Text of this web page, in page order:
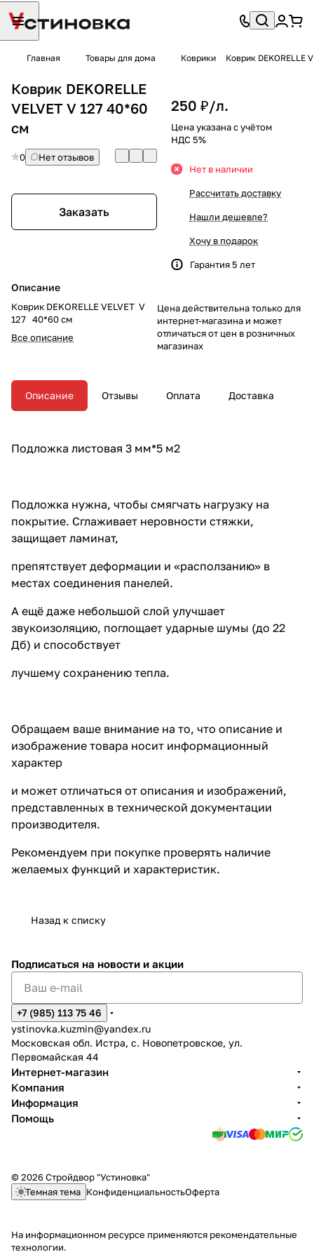
Главная Товары для дома Коврики Коврик DEKORELLE
Коврик DEKORELLE
VELVET V 127 40*60
см
0 Нет отзывов
Заказать
Описание
Коврик DEKORELLE VELVET V
127 40*60 см
Все описание
250 ₽/л.
Цена указана с учётом
НДС 5%
Нет в наличии
Рассчитать доставку
Нашли дешевле?
Хочу в подарок
Гарантия 5 лет
Цена действительна только для
интернет-магазина и может
отличаться от цен в розничных
магазинах
Описание Отзывы Оплата Доставка
Подложка листовая 3 мм*5 м2
Подложка нужна, чтобы смягчать нагрузку на
покрытие. Сглаживает неровности стяжки,
защищает ламинат,
препятствует деформации и «расползанию» в
местах соединения панелей.
А ещё даже небольшой слой улучшает
звукоизоляцию, поглощает ударные шумы (до 22
Дб) и способствует
лучшему сохранению тепла.
Обращаем ваше внимание на то, что описание и
изображение товара носит информационный
характер
и может отличаться от описания и изображений,
представленных в технической документации
производителя.
Рекомендуем при покупке проверять наличие
желаемых функций и характеристик.
Назад к списку
Подписаться на новости и акции
+7 (985) 113 75 46
ystinovka.kuzmin@yandex.ru
Московская обл. Истра, с. Новопетровское, ул.
Первомайская 44
Интернет-магазин
Компания
Информация
Помощь
© 2026 Стройдвор "Устиновка"
Темная тема КонфиденциальностьОферта
На информационном ресурсе применяются рекомендательные
технологии.